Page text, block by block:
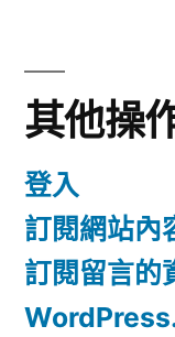
其他操
登入
訂閱網站內
訂閱留言的